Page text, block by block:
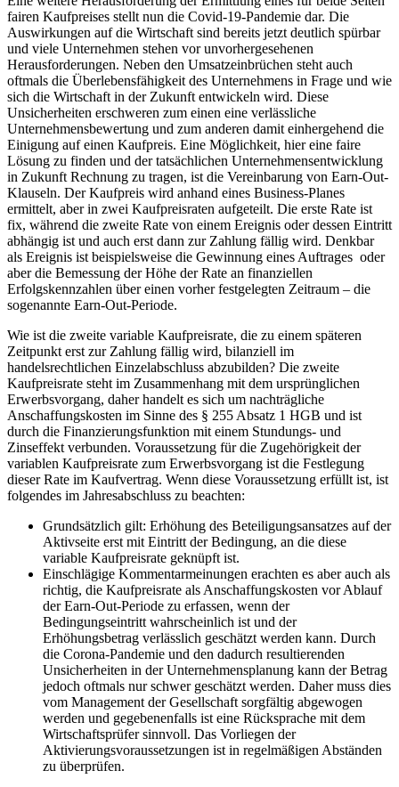
fairen Kaufpreises stellt nun die Covid-19-Pandemie dar. Die
Auswirkungen auf die Wirtschaft sind bereits jetzt deutlich spürbar
und viele Unternehmen stehen vor unvorhergesehenen
Herausforderungen. Neben den Umsatzeinbrüchen steht auch
oftmals die Überlebensfähigkeit des Unternehmens in Frage und wie
sich die Wirtschaft in der Zukunft entwickeln wird. Diese
Unsicherheiten erschweren zum einen eine verlässliche
Unternehmensbewertung und zum anderen damit einhergehend die
Einigung auf einen Kaufpreis. Eine Möglichkeit, hier eine faire
Lösung zu finden und der tatsächlichen Unternehmensentwicklung
in Zukunft Rechnung zu tragen, ist die Vereinbarung von Earn-Out-
Klauseln. Der Kaufpreis wird anhand eines Business-Planes
ermittelt, aber in zwei Kaufpreisraten aufgeteilt. Die erste Rate ist
fix, während die zweite Rate von einem Ereignis oder dessen Eintritt
abhängig ist und auch erst dann zur Zahlung fällig wird. Denkbar
als Ereignis ist beispielsweise die Gewinnung eines Auftrages oder
aber die Bemessung der Höhe der Rate an finanziellen
Erfolgskennzahlen über einen vorher festgelegten Zeitraum – die
sogenannte Earn-Out-Periode.
Wie ist die zweite variable Kaufpreisrate, die zu einem späteren
Zeitpunkt erst zur Zahlung fällig wird, bilanziell im
handelsrechtlichen Einzelabschluss abzubilden? Die zweite
Kaufpreisrate steht im Zusammenhang mit dem ursprünglichen
Erwerbsvorgang, daher handelt es sich um nachträgliche
Anschaffungskosten im Sinne des § 255 Absatz 1 HGB und ist
durch die Finanzierungsfunktion mit einem Stundungs- und
Zinseffekt verbunden. Voraussetzung für die Zugehörigkeit der
variablen Kaufpreisrate zum Erwerbsvorgang ist die Festlegung
dieser Rate im Kaufvertrag. Wenn diese Voraussetzung erfüllt ist, ist
folgendes im Jahresabschluss zu beachten:
Grundsätzlich gilt: Erhöhung des Beteiligungsansatzes auf der
Aktivseite erst mit Eintritt der Bedingung, an die diese
variable Kaufpreisrate geknüpft ist.
Einschlägige Kommentarmeinungen erachten es aber auch als
richtig, die Kaufpreisrate als Anschaffungskosten vor Ablauf
der Earn-Out-Periode zu erfassen, wenn der
Bedingungseintritt wahrscheinlich ist und der
Erhöhungsbetrag verlässlich geschätzt werden kann. Durch
die Corona-Pandemie und den dadurch resultierenden
Unsicherheiten in der Unternehmensplanung kann der Betrag
jedoch oftmals nur schwer geschätzt werden. Daher muss dies
vom Management der Gesellschaft sorgfältig abgewogen
werden und gegebenenfalls ist eine Rücksprache mit dem
Wirtschaftsprüfer sinnvoll. Das Vorliegen der
Aktivierungsvoraussetzungen ist in regelmäßigen Abständen
zu überprüfen.